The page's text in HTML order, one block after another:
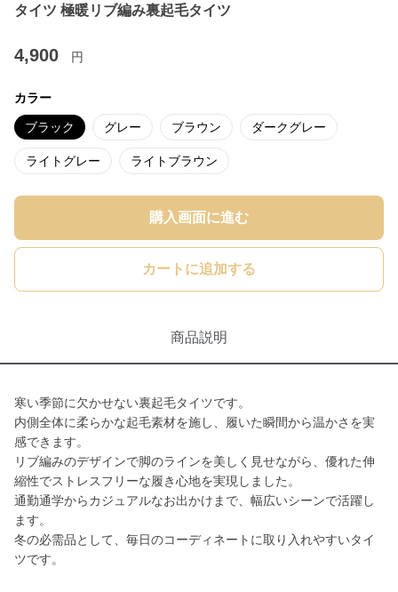
タイツ 極暖リブ編み裏起毛タイツ
4,900 円
カラー
ブラック グレー ブラウン ダークグレー
ライトグレー ライトブラウン
購入画面に進む
カートに追加する
商品説明
寒い季節に欠かせない裏起毛タイツです。
内側全体に柔らかな起毛素材を施し、履いた瞬間から温かさを実
感できます。
リブ編みのデザインで脚のラインを美しく見せながら、優れた伸
縮性でストレスフリーな履き心地を実現しました。
通勤通学からカジュアルなお出かけまで、幅広いシーンで活躍し
ます。
冬の必需品として、毎日のコーディネートに取り入れやすいタイ
ツです。